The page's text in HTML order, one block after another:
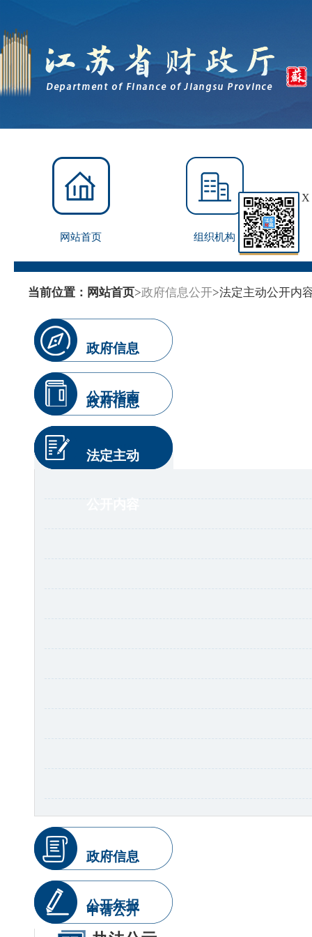
网站首页 组织机构
X
当前位置： 网站首页>政府信息公开>法定主动公开内
政府信息
公开指南
政府信息
公开制度
法定主动
政府信息
公开年报
申请公开